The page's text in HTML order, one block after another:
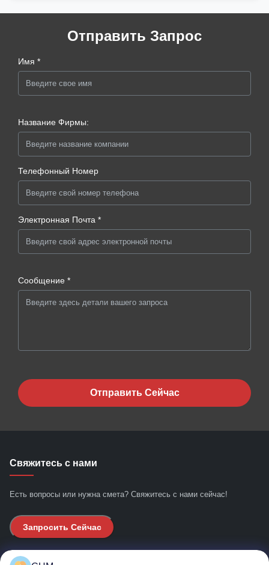
Отправить Запрос
Имя *
Название Фирмы:
Телефонный Номер
Электронная Почта *
Сообщение *
Отправить Сейчас
Свяжитесь с нами
Есть вопросы или нужна смета? Свяжитесь с нами сейчас!
Запросить Сейчас